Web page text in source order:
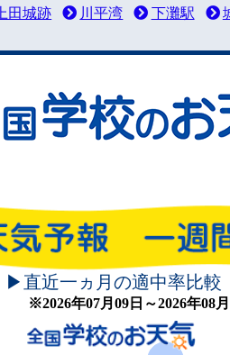
上田城跡
川平湾 下灘駅
▶直近一ヵ月の適中率比較
※2026年07月09日～2026年08